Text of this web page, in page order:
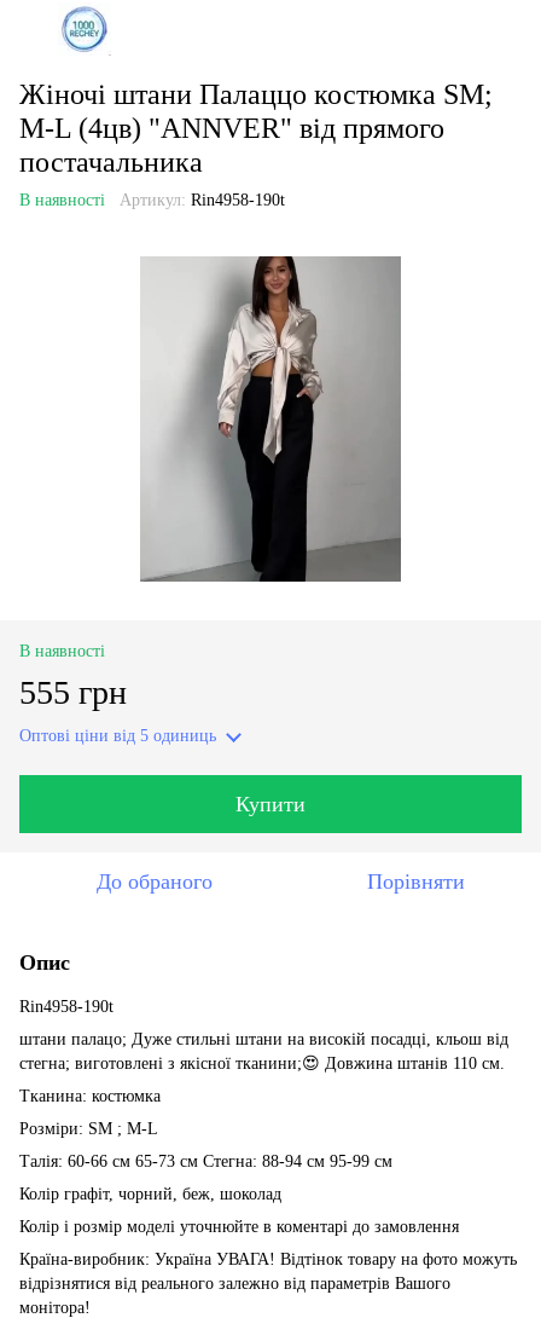
Жіночі штани Палаццо костюмка SM;
M-L (4цв) "ANNVER" від прямого
постачальника
В наявності Артикул: Rin4958-190t
В наявності
555 грн
Оптові ціни від 5 одиниць
Купити
До обраного Порівняти
Опис
Rin4958-190t
штани палацо; Дуже стильні штани на високій посадці, кльош від
стегна; виготовлені з якісної тканини;😍 Довжина штанів 110 см.
Тканина: костюмка
Розміри: SM ; M-L
Талія: 60-66 см 65-73 см Стегна: 88-94 см 95-99 см
Колір графіт, чорний, беж, шоколад
Колір і розмір моделі уточнюйте в коментарі до замовлення
Країна-виробник: Україна УВАГА! Відтінок товару на фото можуть
відрізнятися від реального залежно від параметрів Вашого
монітора!